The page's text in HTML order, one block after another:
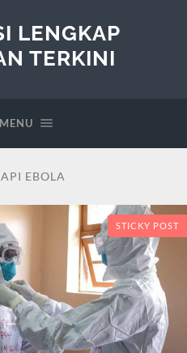
LENGKAP
TERKINI
EBOLA
STICKY POST